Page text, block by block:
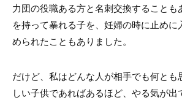
力団の役職ある方と名刺交換すること
を持って暴れる子を、妊婦の時に止めに
められたこともありました。
だけど、私はどんな人が相手でも何と
しい子供であればあるほど、やる気が